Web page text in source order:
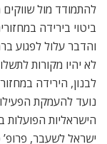
להתמודד מול שווקים
ביטוי בירידה
והדבר עלול לפגוע
לא יהיו מקורות
לבנון, הירידה
נועד להעמקת
הישראליות הפועלות
ישראל לשעבר,